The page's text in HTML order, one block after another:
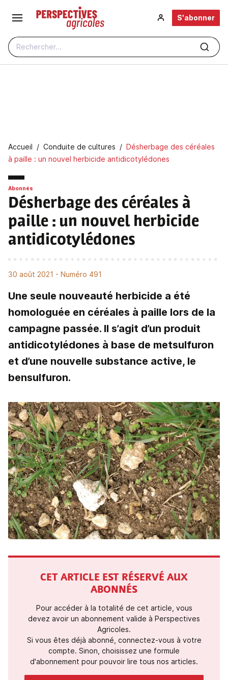
Aller au contenu principal
Rechercher...
S'abonner
Fil d'Ariane
Accueil Conduite de cultures
Désherbage des céréales
à paille : un nouvel herbicide antidicotylédones
Abonnés
Désherbage des céréales à
paille : un nouvel herbicide
antidicotylédones
30 août 2021 - Numéro 491
Une seule nouveauté herbicide a été
homologuée en céréales à paille lors de la
campagne passée. Il s’agit d’un produit
antidicotylédones à base de metsulfuron
et d’une nouvelle substance active, le
bensulfuron.
CET ARTICLE EST RÉSERVÉ AUX
ABONNÉS
Pour accéder à la totalité de cet article, vous
devez avoir un abonnement valide à Perspectives
Agricoles.
Si vous êtes déjà abonné, connectez-vous à votre
compte. Sinon, choisissez une formule
d'abonnement pour pouvoir lire tous nos articles.